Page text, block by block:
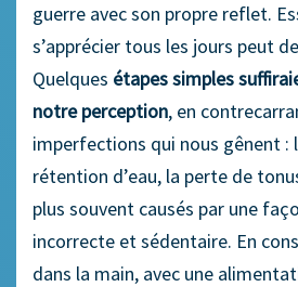
guerre avec son propre reflet.
s’apprécier tous les jours peut
Quelques étapes simples
notre perception, en
imperfections qui nous gênent :
rétention d’eau, la perte de
plus souvent causés par une
incorrecte et sédentaire. En
dans la main, avec une